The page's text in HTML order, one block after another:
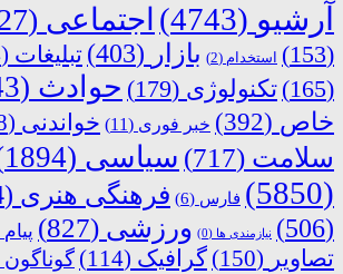
آرشیو (4743) اجتماعی (2727)
(153)
استخدام (2) بازار (403) تبلیغات (124)
(165)
تکنولوژی (179) حوادث (2343)
خاص (392) خبر فوری (11) خواندنی (148)
سلامت (717) سیاسی (1894)
(5850)
فارس (6) فرهنگی هنری (484)
(506)
نیازمندی ها (0) ورزشی (827) پیام
تصاویر (150) گرافیک (114) گوناگون